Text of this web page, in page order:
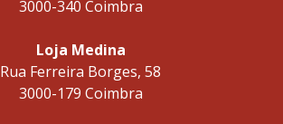
3000-340 Coimbra
Loja Medina
Rua Ferreira Borges, 58
3000-179 Coimbra